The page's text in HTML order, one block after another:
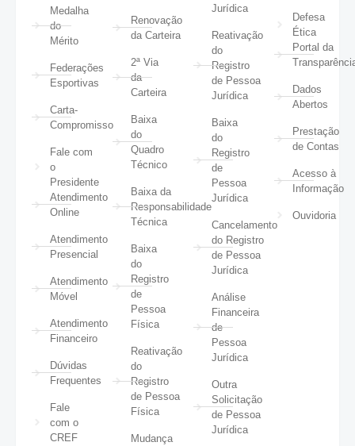
Medalha
do
Mérito
Federações
Esportivas
Carta-
Compromisso
Fale com
o
Presidente
Atendimento
Online
Atendimento
Presencial
Atendimento
Móvel
Atendimento
Financeiro
Dúvidas
Frequentes
Fale
com o
CREF
Renovação
da Carteira
2ª Via
da
Carteira
Baixa
do
Quadro
Técnico
Baixa da
Responsabilidade
Técnica
Baixa
do
Registro
de
Pessoa
Física
Reativação
do
Registro
de Pessoa
Física
Mudança
Jurídica
Reativação
do
Registro
de Pessoa
Jurídica
Baixa
do
Registro
de
Pessoa
Jurídica
Cancelamento
do Registro
de Pessoa
Jurídica
Análise
Financeira
de
Pessoa
Jurídica
Outra
Solicitação
de Pessoa
Jurídica
Defesa
Ética
Portal da
Dados
Abertos
Prestação
de Contas
Acesso à
Informação
Ouvidoria